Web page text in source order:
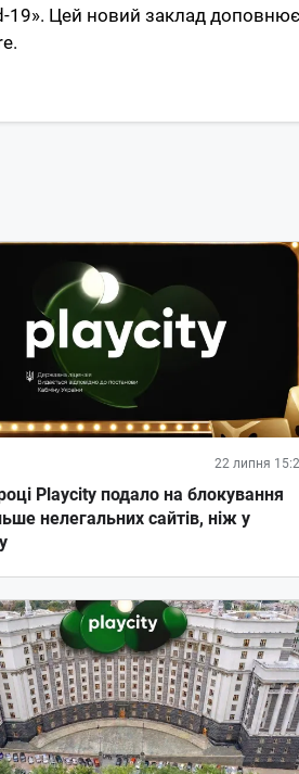
19». Цей новий заклад
22 липня
Playcity подало на блокування
нелегальних сайтів, ніж у